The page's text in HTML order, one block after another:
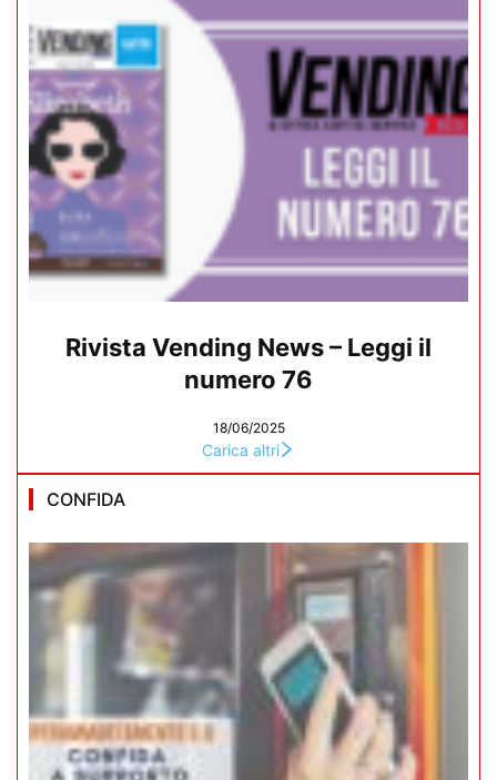
Rivista Vending News – Leggi il
numero 76
18/06/2025
Carica altri
CONFIDA